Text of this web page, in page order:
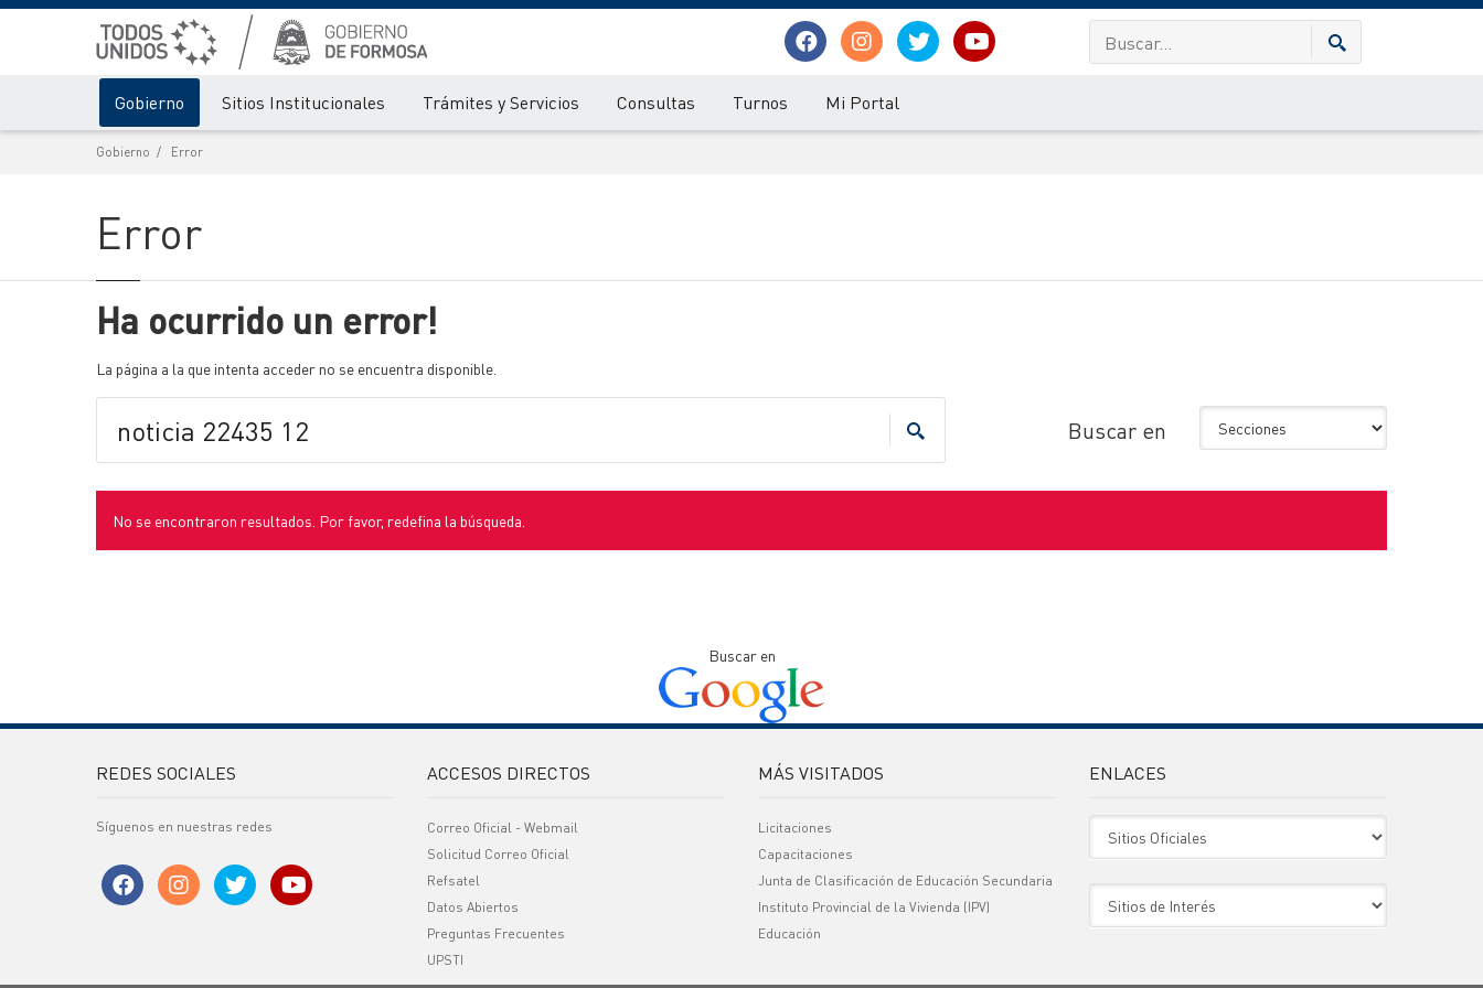
Gobierno Sitios Institucionales Trámites y Servicios Consultas Turnos Mi Portal
Gobierno Error
Error
Ha ocurrido un error!
La página a la que intenta acceder no se encuentra disponible.
Buscar en
No se encontraron resultados. Por favor, redefina la búsqueda.
Buscar en
REDES SOCIALES
Síguenos en nuestras redes
ACCESOS DIRECTOS
Correo Oficial - Webmail
Solicitud Correo Oficial
Refsatel
Datos Abiertos
Preguntas Frecuentes
UPSTI
MÁS VISITADOS
Licitaciones
Capacitaciones
Junta de Clasificación de Educación Secundaria
Instituto Provincial de la Vivienda (IPV)
Educación
ENLACES